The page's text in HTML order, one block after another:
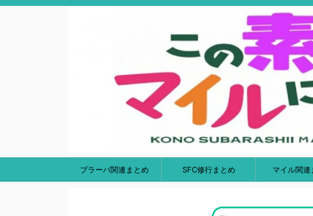
ブラーバ関連まとめ SFC修行まとめ マイル関連